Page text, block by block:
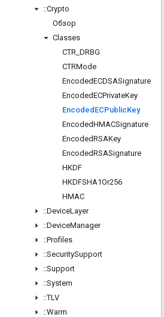
::Crypto
Обзор
Classes
CTR DRBG
CTRMode
EncodedECDSASignature
EncodedECPrivateKey
Encoded ECPublicKey
EncodedHMACSignature
EncodedRSAKey
EncodedRSASignature
HKDF
HKDFSHA1Or256
HMAC
::DeviceLayer
::DeviceManager
::Profiles
::SecuritySupport
::Support
::System
::TLV
::Warm